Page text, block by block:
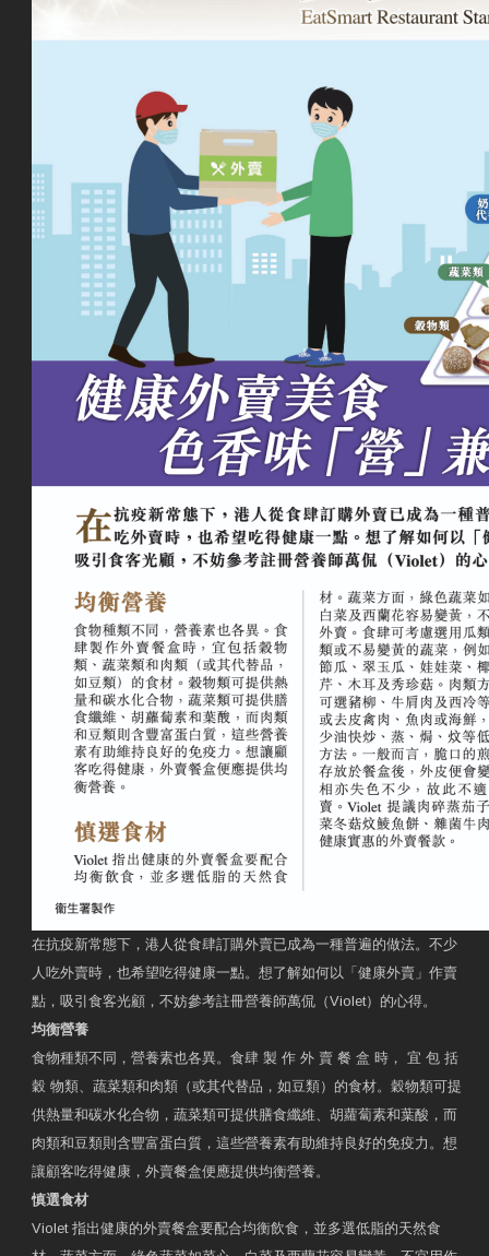
在抗疫新常態下，港人從食肆訂購外賣已成為一種普遍的做法。不少
人吃外賣時，也希望吃得健康一點。想了解如何以「健康外賣」作賣
點，吸引食客光顧，不妨參考註冊營養師萬侃（Violet）的心得。
均衡營養
食物種類不同，營養素也各異。食肆 製 作 外 賣 餐 盒 時， 宜 包 括
穀 物類、蔬菜類和肉類（或其代替品，如豆類）的食材。穀物類可提
供熱量和碳水化合物，蔬菜類可提供膳食纖維、胡蘿蔔素和葉酸，而
肉類和豆類則含豐富蛋白質，這些營養素有助維持良好的免疫力。想
讓顧客吃得健康，外賣餐盒便應提供均衡營養。
慎選食材
Violet 指出健康的外賣餐盒要配合均衡飲食，並多選低脂的天然食